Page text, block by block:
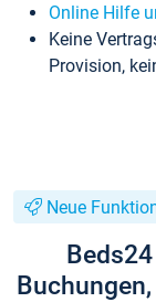
Online Hilfe
Keine
Provision,
Neue